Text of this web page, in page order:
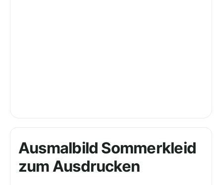
Ausmalbild Sommerkleid
zum Ausdrucken